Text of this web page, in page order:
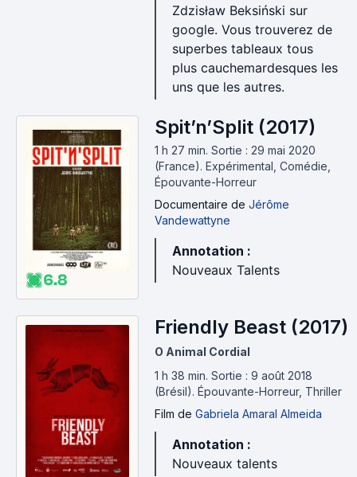
Zdzisław Beksiński sur
google. Vous trouverez de
superbes tableaux tous
plus cauchemardesques les
uns que les autres.
6.8
Spit’n’Split (2017)
1 h 27 min. Sortie : 29 mai 2020
(France). Expérimental, Comédie,
Épouvante-Horreur
Documentaire de Jérôme
Vandewattyne
Annotation :
Nouveaux Talents
Friendly Beast (2017)
O Animal Cordial
1 h 38 min. Sortie : 9 août 2018
(Brésil). Épouvante-Horreur, Thriller
Film de Gabriela Amaral Almeida
Annotation :
Nouveaux talents